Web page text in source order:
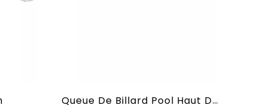
Queue De Billard Pool Haut De Gamme En Frene En 1,40 M